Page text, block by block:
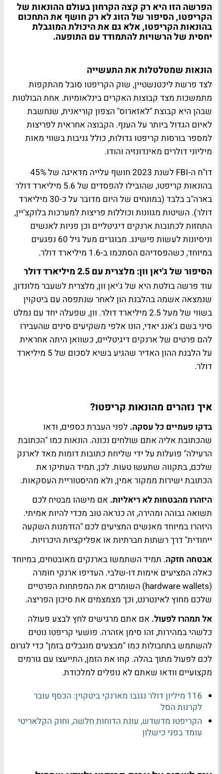
הפרשה הזו היא רק קצה הקרחון בעולם ההונאות של
הקריפטו,הסיפור של הזוג לא רק חושף את התחכום
בהונאות הקריפטו, אלא גם את היכולת המוגבלת
יחסית של הרשויות להתמודד עם התופעה.
הונאות שמטלטלות את התעשייה
לצד פרשת ליכטנשטיין, שוק הקריפטו סובל מהתקפות
מתמשכות מצד קבוצות האקרים בינלאומיות. אחת הבולטות
שבהן היא קבוצת "לאזארוס" הצפון קוריאנית, שנחשבת
לאיום הגדול ביותר על הענף. הקבוצה אחראית לפריצות
למספר בורסות קריפטו גדולות, כולל גניבות בשווי מאות
מיליוני דולרים מאינדונזיה והודו.
דו"ח ה-FBI לשנת 2023 חושף עלייה מדאיגה של 45%
בהונאות קריפטו, שהובילו להפסדים של 5.6 מיליארד דולר
בארה"ב בלבד (במונחים של היום מדובר על כ-30 מיליארד
דולר). השיטות מגוונות וכוללות פריצות למערכות בלוקצ'יין,
התחזות לכתובות ארנקים דיגיטליים וכן פניות לאנשים
וניסיונות לעשות פישינג. מבוגרים מעל גיל 60 נפגעים
במיוחד, כשהפסדיהם הסתכמו ב-1.6 מיליארד דולר.
הסיפור של ג'יאן וון: מלצרית עם 2.5 מיליארד דולר
עוד פרשה בולטת היא של ג'יאן וון, מלצרית לשעבר מלונדון,
שנמצאה אשמה בהלבנת הון לאחר שנתפסה עם ביטקוין
בשווי של מעל 2.5 מיליארד דולר. וון, שפעלה יחד עם נמלט
סיני בשם ג'אנג יאדי, הונו אלפי משקיעים סינים שהעבירו
להם פרטים של ארנקים דיגיטליים, כשוואן היתה אחראית
על הלבנת ההון האדיר שהגיע בשיא לסכום של 5 מיליארד
דולר.
איך נזהרים מהונאות קריפטו?
בדקו פעמיים כל עסקה. לפני העברת כספים, ודאו
שהכתובת אליה אתם שולחים נכונה. הונאות כמו "הכתובת
הרעילה" פועלות על ידי שליחת כתובות דומות מאד לארנק
שלכם, בתקווה שתעשו טעות. לכן, תמיד העתיקו את
הכתובת ישירות ממקור אמין, ולא מהיסטוריית העסקאות.
היזהרו מהבטחות לא ריאליות. אם מישהו מבטיח לכם
תשואה גבוהה ומהירה, זה כנראה טוב מכדי להיות אמיתי.
היזהרו במיוחד מאנשים המציעים לכם "הזדמנות השקעה
ייחודית" דרך רשתות חברתיות או אפליקציות היכרויות.
אבטחה חזקה. תמיד השתמשו בארנקים מאובטחים, במיוחד
כאלה המציעים אימות דו-שלבי. העדיפו ארנקי חומרה
(hardware wallets) השומרים את המפתחות הפרטיים
שלכם מחוץ לאינטרנט, וכך מצמצמים את סיכון הפריצה.
אל תמהרו לפעול. אם אתם מרגישים לחץ לבצע פעולה
כלשהי במהירות, זהו סימן אזהרה. פושעי קריפטו נוטים
להשתמש בתחבולות כמו "מבצעים מוגבלים בזמן" כדי לגרום
לכם לפעול מתוך בהלה. קחו את הזמן, התייעצו עם גורמים
מקצועיים וודאו שאתם לא נופלים למלכודת.
116 מיליון דולר נגנבו מארנקי ביטקוין: הכסף עובר
לקרנות הסל
הקריפטו מדשדש, עונת הדוחות חלשה, וחוק הקלאריטי
עומד בפני כישלון